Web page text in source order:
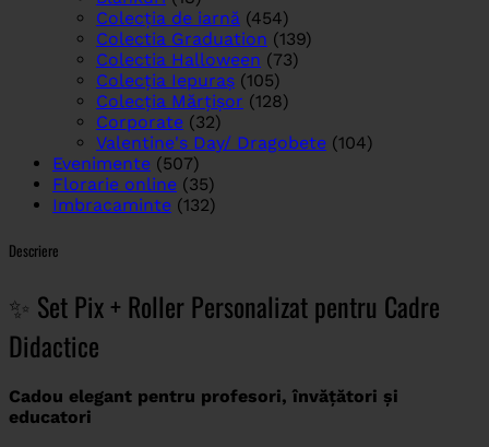
Colecția de iarnă (454)
Colectia Graduation (139)
Colectia Halloween (73)
Colecția Iepuraș (105)
Colecția Mărțișor (128)
Corporate (32)
Valentine's Day/ Dragobete (104)
Evenimente (507)
Florarie online (35)
Imbracaminte (132)
Descriere
✨ Set Pix + Roller Personalizat pentru Cadre
Didactice
Cadou elegant pentru profesori, învățători și
educatori